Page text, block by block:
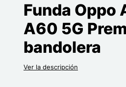
Funda Oppo
A60 5G
bandolera
Ver la descripción